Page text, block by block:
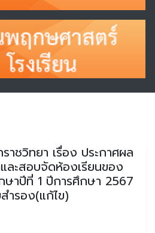
าชวิทยา เรื่อง ประกาศผล
ละสอบจัดห้องเรียนของ
ษาปีที่ 1 ปีการศึกษา 2567
ำรอง(แก้ไข)